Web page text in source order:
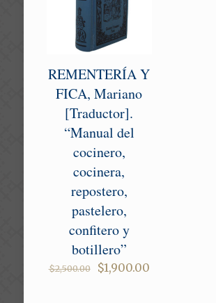
REMENTERÍA Y
FICA, Mariano
[Traductor].
“Manual del
cocinero,
cocinera,
repostero,
pastelero,
confitero y
botillero”
$2,500.00
Original
$1,900.00Current